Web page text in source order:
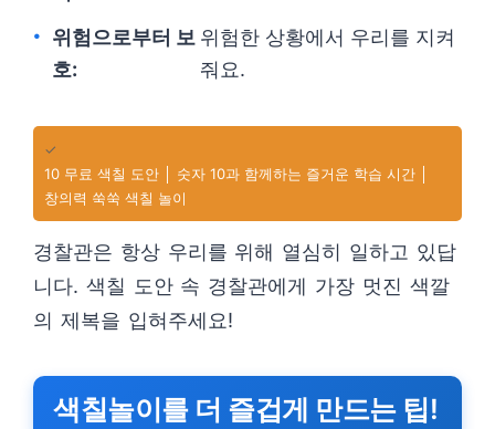
위험으로부터 보
호:
위험한 상황에서 우리를 지켜
줘요.
✓
10 무료 색칠 도안 │ 숫자 10과 함께하는 즐거운 학습 시간 │
창의력 쑥쑥 색칠 놀이
경찰관은 항상 우리를 위해 열심히 일하고 있답
니다. 색칠 도안 속 경찰관에게 가장 멋진 색깔
의 제복을 입혀주세요!
색칠놀이를 더 즐겁게 만드는 팁!